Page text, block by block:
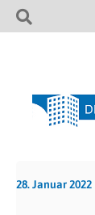
28. Januar 2022